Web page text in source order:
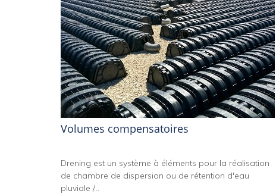
Volumes compensatoires
Drening est un système à éléments pour la réalisation
de chambre de dispersion ou de rétention d'eau
pluviale /...